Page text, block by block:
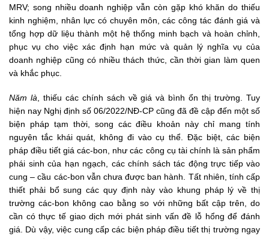
MRV; song nhiều doanh nghiệp vẫn còn gặp khó khăn do thiếu
kinh nghiệm, nhân lực có chuyên môn, các công tác đánh giá và
tổng hợp dữ liệu thành một hệ thống minh bạch và hoàn chỉnh,
phục vụ cho việc xác định hạn mức và quản lý nghĩa vụ của
doanh nghiệp cũng có nhiều thách thức, cần thời gian làm quen
và khắc phục.
Năm là , thiếu các chính sách về giá và bình ổn thị trường. Tuy
hiện nay Nghị định số 06/2022/NĐ-CP cũng đã đề cập đến một số
biện pháp tạm thời, song các điều khoản này chỉ mang tính
nguyên tắc khái quát, không đi vào cụ thể. Đặc biệt, các biện
pháp điều tiết giá các-bon, như các công cụ tài chính là sản phẩm
phái sinh của hạn ngạch, các chính sách tác động trực tiếp vào
cung – cầu các-bon vẫn chưa được ban hành. Tất nhiên, tính cấp
thiết phải bổ sung các quy định này vào khung pháp lý về thị
trường các-bon không cao bằng so với những bất cập trên, do
cần có thực tế giao dịch mới phát sinh vấn đề lỗ hổng để đánh
giá. Dù vậy, việc cung cấp các biện pháp điều tiết thị trường ngay